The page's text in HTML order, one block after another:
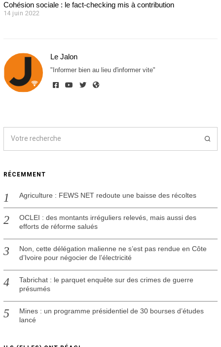
Cohésion sociale : le fact-checking mis à contribution
14 juin 2022
2
0
2
Le Jalon
"Informer bien au lieu d'informer vite"
RÉCEMMENT
Agriculture : FEWS NET redoute une baisse des récoltes
OCLEI : des montants irréguliers relevés, mais aussi des
efforts de réforme salués
Non, cette délégation malienne ne s’est pas rendue en Côte
d’Ivoire pour négocier de l’électricité
Tabrichat : le parquet enquête sur des crimes de guerre
présumés
Mines : un programme présidentiel de 30 bourses d’études
lancé